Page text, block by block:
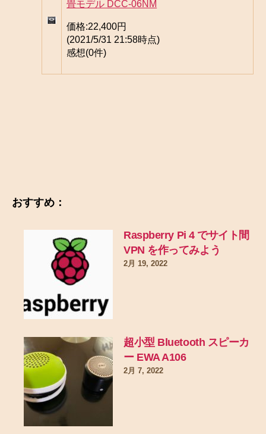
畳モデル DCC-06NM
価格:22,400円
(2021/5/31 21:58時点)
感想(0件)
おすすめ：
Raspberry Pi 4 でサイト間
VPN を作ってみよう
2月 19, 2022
超小型 Bluetooth スピーカ
ー EWA A106
2月 7, 2022